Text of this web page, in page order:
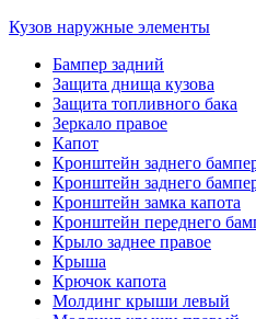
Кузов наружные элементы
Бампер задний
Защита днища кузова
Защита топливного бака
Зеркало правое
Капот
Кронштейн заднего
Кронштейн заднего
Кронштейн замка капота
Кронштейн переднего
Крыло заднее правое
Крыша
Крючок капота
Молдинг крыши левый